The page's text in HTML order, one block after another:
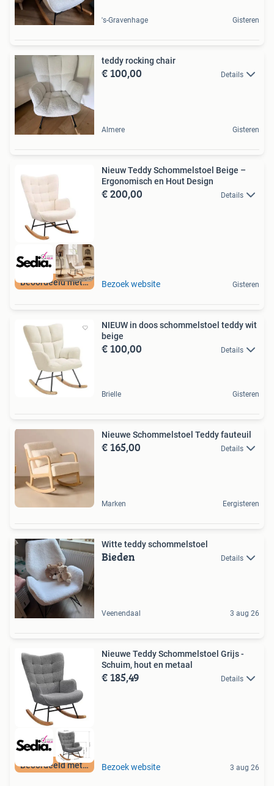
's-Gravenhage Gisteren
teddy rocking chair
€ 100,00 Details
Almere Gisteren
Beoordeeld met 9+
Nieuw Teddy Schommelstoel Beige –
Ergonomisch en Hout Design
€ 200,00 Details
Bezoek website Gisteren
NIEUW in doos schommelstoel teddy wit
beige
€ 100,00 Details
Brielle Gisteren
Nieuwe Schommelstoel Teddy fauteuil
€ 165,00 Details
Marken Eergisteren
Witte teddy schommelstoel
Bieden Details
Veenendaal 3 aug 26
Beoordeeld met 9+
Nieuwe Teddy Schommelstoel Grijs -
Schuim, hout en metaal
€ 185,49 Details
Bezoek website 3 aug 26